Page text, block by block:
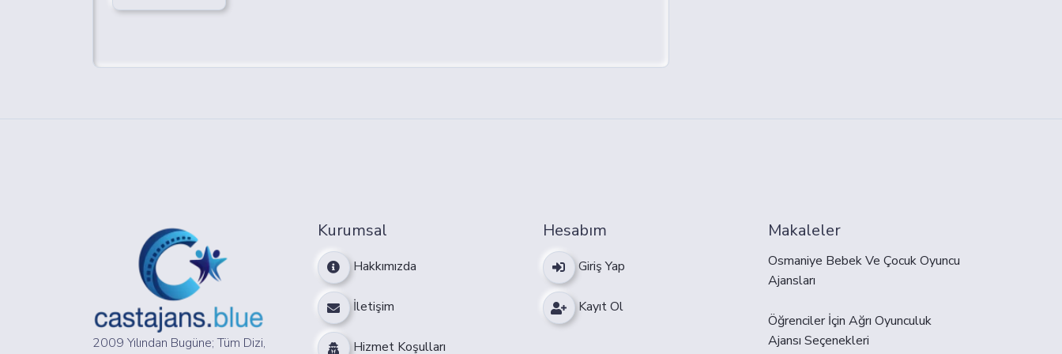
2009 Yılından Bugüne; Tüm Dizi,
Kurumsal
Hakkımızda
İletişim
Hizmet Koşulları
Hesabım
Giriş Yap
Kayıt Ol
Makaleler
Osmaniye Bebek Ve Çocuk Oyuncu
Ajansları
Öğrenciler İçin Ağrı Oyunculuk
Ajansı Seçenekleri